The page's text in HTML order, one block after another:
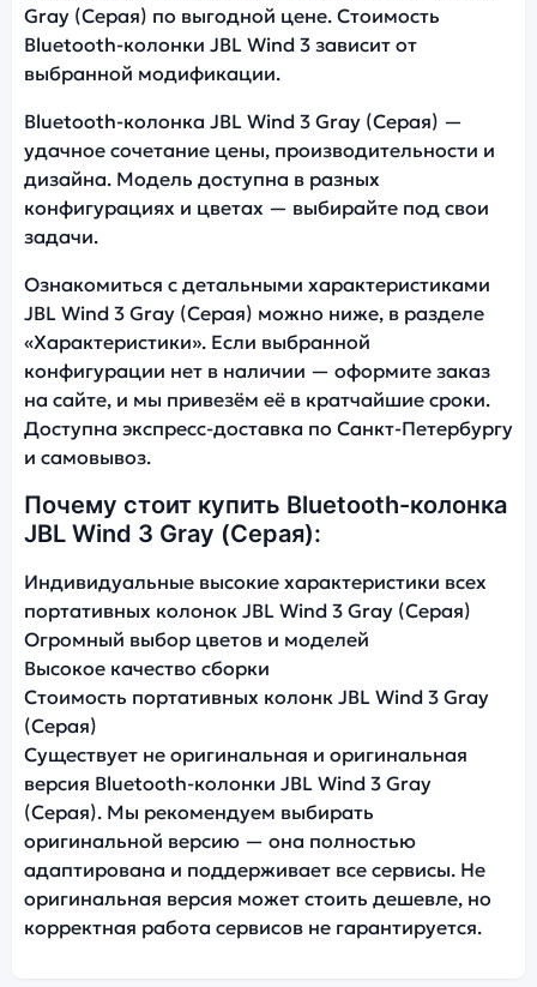
Gray (Серая) по выгодной цене. Стоимость
Bluetooth-колонки JBL Wind 3 зависит от
выбранной модификации.
Bluetooth-колонка JBL Wind 3 Gray (Серая) —
удачное сочетание цены, производительности и
дизайна. Модель доступна в разных
конфигурациях и цветах — выбирайте под свои
задачи.
Ознакомиться с детальными характеристиками
JBL Wind 3 Gray (Серая) можно ниже, в разделе
«Характеристики». Если выбранной
конфигурации нет в наличии — оформите заказ
на сайте, и мы привезём её в кратчайшие сроки.
Доступна экспресс-доставка по Санкт-Петербургу
и самовывоз.
Почему стоит купить Bluetooth-колонка
JBL Wind 3 Gray (Серая):
Индивидуальные высокие характеристики всех
портативных колонок JBL Wind 3 Gray (Серая)
Огромный выбор цветов и моделей
Высокое качество сборки
Стоимость портативных колонк JBL Wind 3 Gray
(Серая)
Существует не оригинальная и оригинальная
версия Bluetooth-колонки JBL Wind 3 Gray
(Серая). Мы рекомендуем выбирать
оригинальной версию — она полностью
адаптирована и поддерживает все сервисы. Не
оригинальная версия может стоить дешевле, но
корректная работа сервисов не гарантируется.